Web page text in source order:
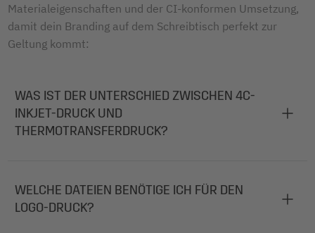
Materialeigenschaften und der CI-konformen Umsetzung,
damit dein Branding auf dem Schreibtisch perfekt zur
Geltung kommt:
WAS IST DER UNTERSCHIED ZWISCHEN 4C-
INKJET-DRUCK UND
THERMOTRANSFERDRUCK?
WELCHE DATEIEN BENÖTIGE ICH FÜR DEN
LOGO-DRUCK?